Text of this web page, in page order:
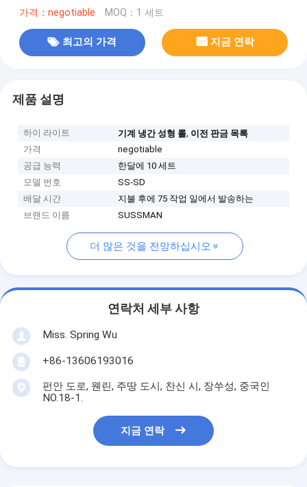
가격：negotiable MOQ：1 세트
최고의 가격 지금 연락
제품 설명
하이 라이트 기계 냉간 성형 롤, 이전 판금 목록
가격
negotiable
공급 능력
한달에 10 세트
모델 번호
SS-SD
배달 시간
지불 후에 75 작업 일에서 발송하는
브랜드 이름
SUSSMAN
더 많은 것을 전망하십시오
연락처 세부 사항
Miss. Spring Wu
+86-13606193016
펀안 도로, 웬린, 주땅 도시, 찬신 시, 장쑤성, 중국인
NO.18-1.
지금 연락